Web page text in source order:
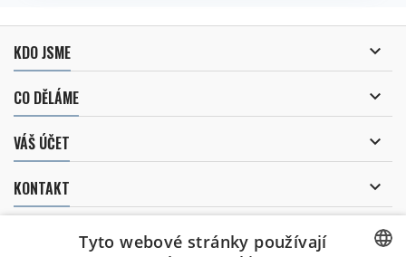
KDO JSME 
CO DĚLÁME 
VÁŠ ÚČET 
KONTAKT 
ODBĚR NOVINEK
Tyto webové stránky používají